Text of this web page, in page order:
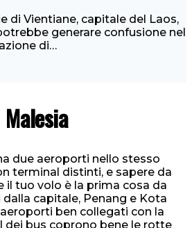
di Vientiane, capitale del Laos,
generare confusione nel
di…
Malesia
due aeroporti nello stesso
terminal distinti, e sapere da
il tuo volo è la prima cosa da
capitale, Penang e Kota
ben collegati con la
dei bus coprono bene le rotte